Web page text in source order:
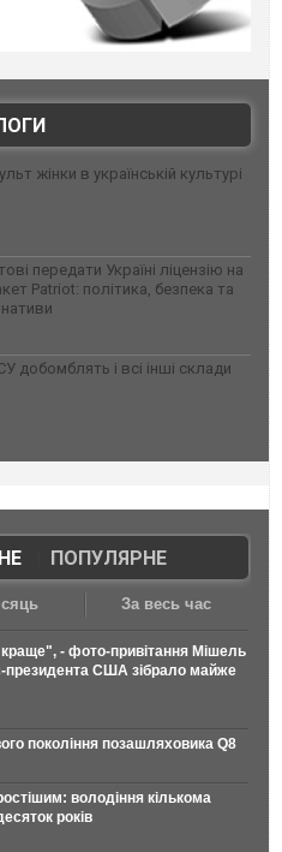
жінки в українській культурі
передати Україні ліцензію на
Patriot: політика, безпека та
добомблять і всі інші склади
| ПОПУЛЯРНЕ
За весь час
краще", - фото-привітання Мішель
США зібрало майже
покоління позашляховика Q8
володіння кількома
років